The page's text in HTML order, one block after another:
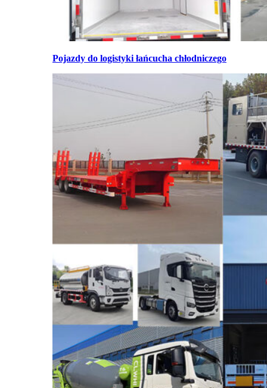
Pojazdy do logistyki łańcucha chłodniczego